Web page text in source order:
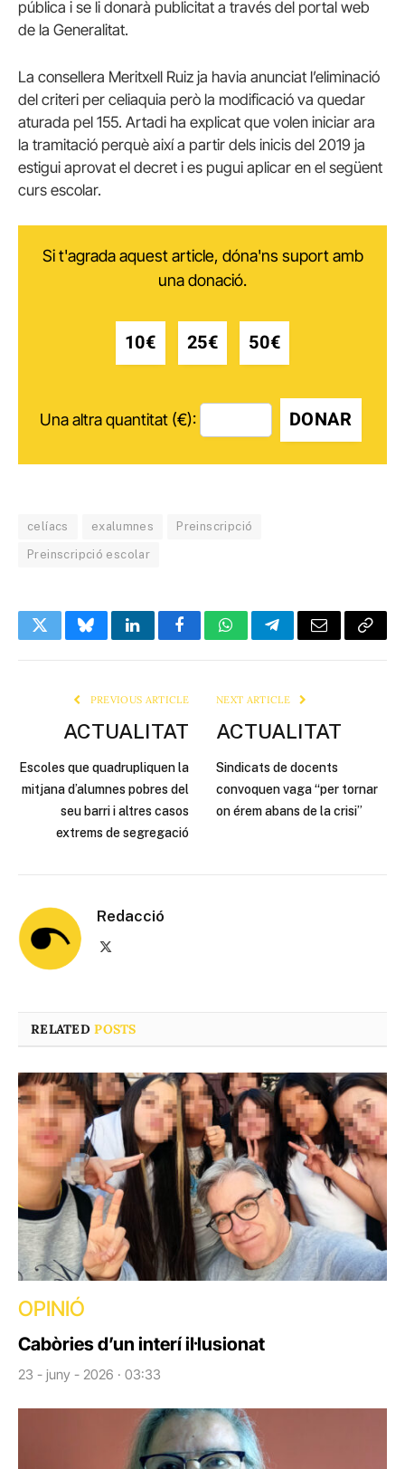
pública i se li donarà publicitat a través del portal web
de la Generalitat.
La consellera Meritxell Ruiz ja havia anunciat l’eliminació
del criteri per celiaquia però la modificació va quedar
aturada pel 155. Artadi ha explicat que volen iniciar ara
la tramitació perquè així a partir dels inicis del 2019 ja
estigui aprovat el decret i es pugui aplicar en el següent
curs escolar.
Si t'agrada aquest article, dóna'ns suport amb
una donació.
10€ 25€ 50€
Una altra quantitat (€): DONAR
celíacs exalumnes Preinscripció
Preinscripció escolar
TwitterBlueskyLinkedInFacebookWhatsAppTelegramEmail Copy
PREVIOUS ARTICLE
ACTUALITAT
Escoles que quadrupliquen la
mitjana d’alumnes pobres del
seu barri i altres casos
extrems de segregació
NEXT ARTICLE
ACTUALITAT
Sindicats de docents
convoquen vaga “per tornar
on érem abans de la crisi”
Redacció
RELATEDPOSTS
OPINIÓ
Cabòries d’un interí il·lusionat
23 - juny - 2026 · 03:33